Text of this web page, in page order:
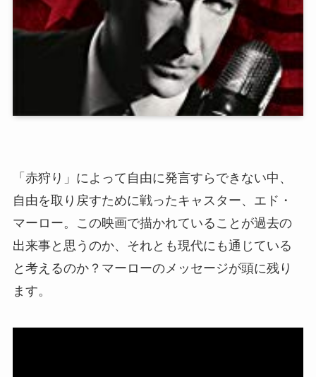
「赤狩り」によって自由に発言すらできない中、
自由を取り戻すために戦ったキャスター、エド・
マーロー。この映画で描かれていることが過去の
出来事と思うのか、それとも現代にも通じている
と考えるのか？マーローのメッセージが頭に残り
ます。